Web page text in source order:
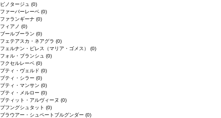
ピノタージュ (0)
ファーバーレーベ (0)
ファランギーナ (0)
フィアノ (0)
ブールブーラン (0)
フェテアスカ・ネアグラ (0)
フェルナン・ピレス（マリア・ゴメス） (0)
フォル・ブランシュ (0)
フクセルレーベ (0)
プティ・ヴェルド (0)
プティ・シラー (0)
プティ・マンサン (0)
プティ・メルロー (0)
プティット・アルヴィーヌ (0)
プフングシュタット (0)
ブラウアー・シュペートブルグンダー (0)